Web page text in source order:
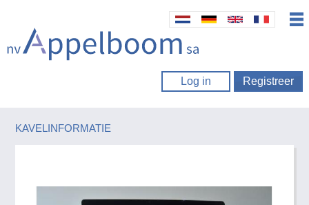
Log in Registreer
KAVELINFORMATIE